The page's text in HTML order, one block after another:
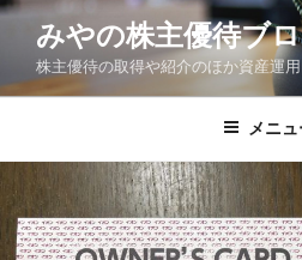
コ
ン
ッ
みやの株主優待ブ
株主優待の取得や紹介のほか資産運
メニュ